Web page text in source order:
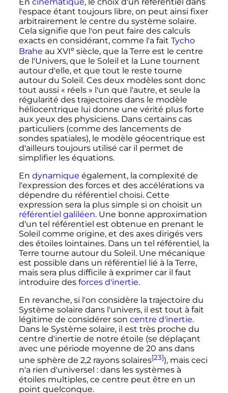
l'espace étant toujours libre, on peut ainsi fixer
arbitrairement le centre du système solaire.
Cela signifie que l'on peut faire des calculs
exacts en considérant, comme l'a fait Tycho
Brahe au XVIe siècle, que la Terre est le centre
de l'Univers, que le Soleil et la Lune tournent
autour d'elle, et que tout le reste tourne
autour du Soleil. Ces deux modèles sont donc
tout aussi « réels » l'un que l'autre, et seule la
régularité des trajectoires dans le modèle
héliocentrique lui donne une vérité plus forte
aux yeux des physiciens. Dans certains cas
particuliers (comme des lancements de
sondes spatiales), le modèle géocentrique est
d'ailleurs toujours utilisé car il permet de
simplifier les équations.
En dynamique également, la complexité de
l'expression des forces et des accélérations va
dépendre du référentiel choisi. Cette
expression sera la plus simple si on choisit un
référentiel galiléen. Une bonne approximation
d'un tel référentiel est obtenue en prenant le
Soleil comme origine, et des axes dirigés vers
des étoiles lointaines. Dans un tel référentiel, la
Terre tourne autour du Soleil. Une mécanique
est possible dans un référentiel lié à la Terre,
mais sera plus difficile à exprimer car il faut
introduire des forces d'inertie.
En revanche, si l'on considère la trajectoire du
Système solaire dans l'univers, il est tout à fait
légitime de considérer son centre d'inertie.
Dans le Système solaire, il est très proche du
centre d'inertie de notre étoile (se déplaçant
avec une période moyenne de 20 ans dans
une sphère de 2,2 rayons solaires[23]), mais ceci
n'a rien d'universel : dans les systèmes à
étoiles multiples, ce centre peut être en un
point quelconque.